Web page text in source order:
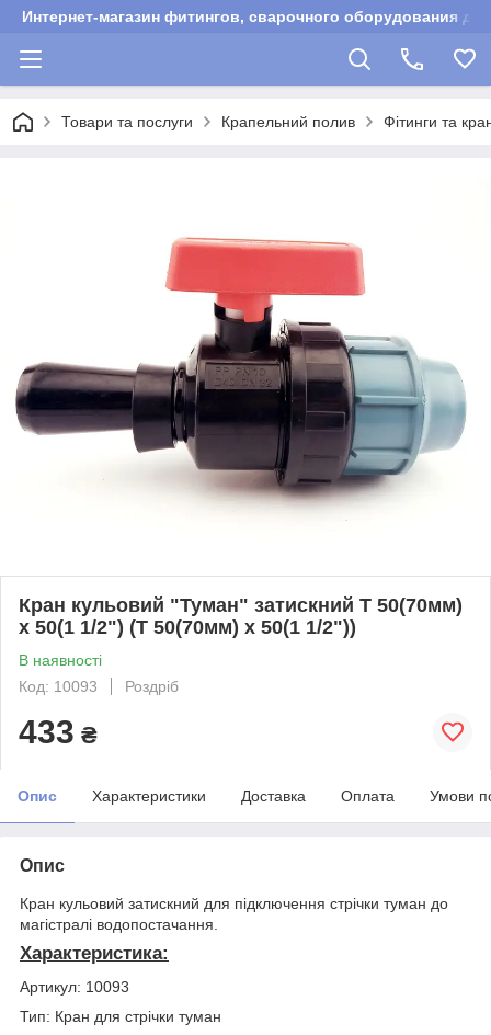
Интернет-магазин фитингов, сварочного оборудования
Товари та послуги Крапельний полив Фітинги та
Кран кульовий "Туман" затискний Т 50(70мм)
х 50(1 1/2") (Т 50(70мм) х 50(1 1/2"))
В наявності
Код: 10093
Роздріб
433 ₴
Опис Характеристики Доставка Оплата Умови
Опис
Кран кульовий затискний для підключення стрічки туман до
магістралі водопостачання.
Характеристика:
Артикул: 10093
Тип: Кран для стрічки туман